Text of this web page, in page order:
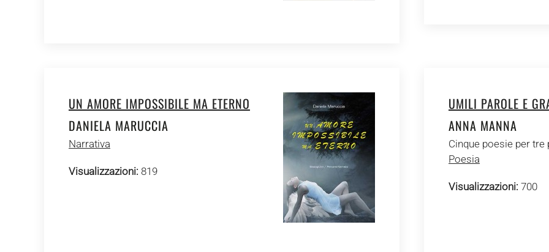
UN AMORE IMPOSSIBILE MA ETERNO
DANIELA MARUCCIA
Narrativa
Visualizzazioni: 819
UMILI PAROLE E
ANNA MANNA
Cinque poesie per tre
Poesia
Visualizzazioni: 700